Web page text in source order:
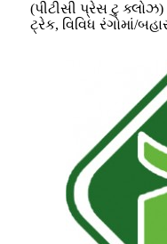
(પીટીસી પ્રેસ ટુ
ટ્રેક, વિવિધ રંગોમાં/